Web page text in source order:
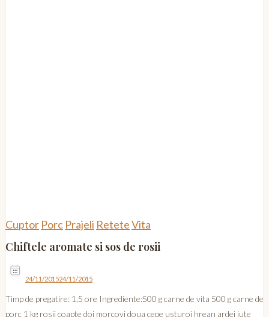
Cuptor Porc Prajeli ReteteVita
Chiftele aromate si sos de rosii
24/11/201524/11/2015
Timp de pregatire: 1,5 ore Ingrediente:500 g carne de vita 500 g carne de
porc 1 kg rosii coapte doi morcovi doua cepe usturoi hrean ardei iute